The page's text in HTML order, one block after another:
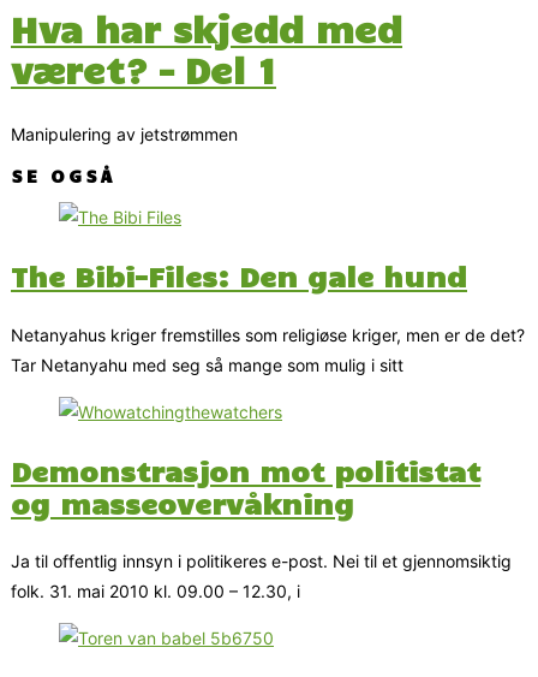
Hva har skjedd med
været? – Del 1
Manipulering av jetstrømmen
SE OGSÅ
The Bibi-Files: Den gale hund
Netanyahus kriger fremstilles som religiøse kriger, men er de det?
Tar Netanyahu med seg så mange som mulig i sitt
Demonstrasjon mot politistat
og masseovervåkning
Ja til offentlig innsyn i politikeres e-post. Nei til et gjennomsiktig
folk. 31. mai 2010 kl. 09.00 – 12.30, i